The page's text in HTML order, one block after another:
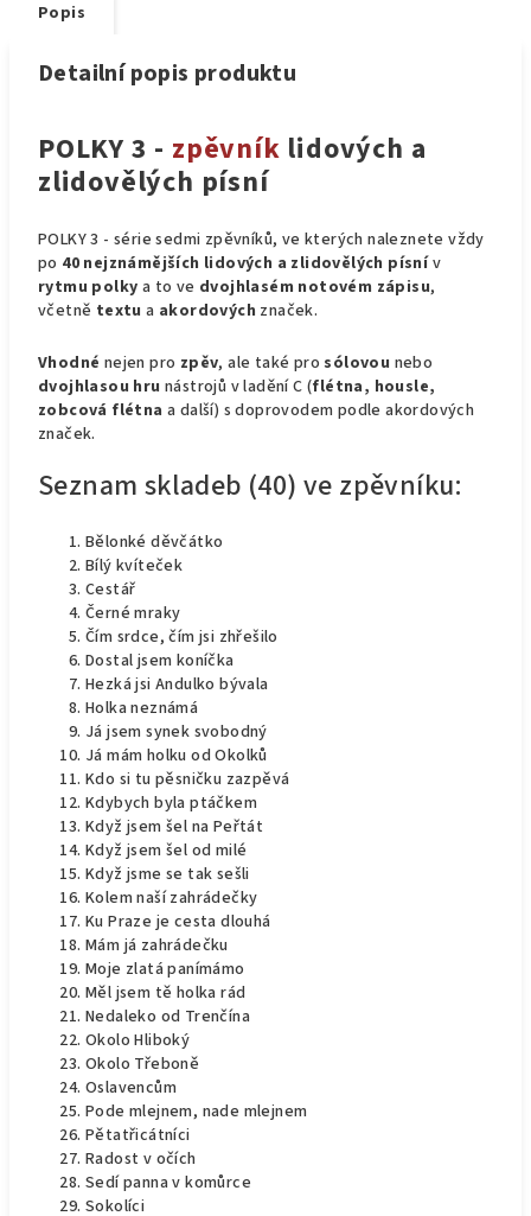
Popis
Detailní popis produktu
POLKY 3 - zpěvník lidových a
zlidovělých písní
POLKY 3 - série sedmi zpěvníků, ve kterých naleznete vždy
po 40 nejznámějších lidových a zlidovělých písnív
rytmu polky a to ve dvojhlasém notovém zápisu,
včetně textu a akordových značek.
Vhodné nejen pro zpěv, ale také prosólovou nebo
dvojhlasou hru nástrojů v ladění C (flétna, housle,
zobcová flétna a další) s doprovodem podle akordových
značek.
Seznam skladeb (40) ve zpěvníku:
Bělonké děvčátko
Bílý kvíteček
Cestář
Černé mraky
Čím srdce, čím jsi zhřešilo
Dostal jsem koníčka
Hezká jsi Andulko bývala
Holka neznámá
Já jsem synek svobodný
Já mám holku od Okolků
Kdo si tu pěsničku zazpěvá
Kdybych byla ptáčkem
Když jsem šel na Peřtát
Když jsem šel od milé
Když jsme se tak sešli
Kolem naší zahrádečky
Ku Praze je cesta dlouhá
Mám já zahrádečku
Moje zlatá panímámo
Měl jsem tě holka rád
Nedaleko od Trenčína
Okolo Hliboký
Okolo Třeboně
Oslavencům
Pode mlejnem, nade mlejnem
Pětatřicátníci
Radost v očích
Sedí panna v komůrce
Sokolíci